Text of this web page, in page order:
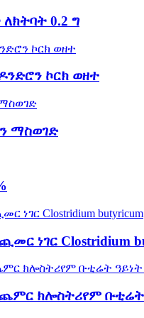
ለክትባት 0.2 ግ
ኮርክ ወዘተ
ማስወገድ
ነገር Clostridium
ክሎስትሪየም ቡቲሬት